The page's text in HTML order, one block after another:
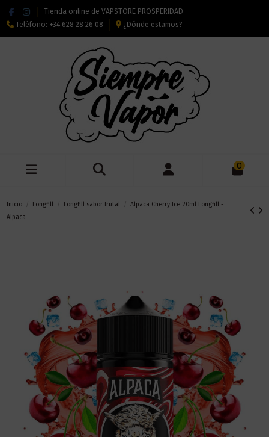
Tienda online de VAPSTORE PROSPERIDAD
Teléfono: +34 628 28 26 08 ¿Dónde estamos?
0
Inicio Longfill Longfill sabor frutal
Alpaca Cherry Ice 20ml Longfill -
Alpaca